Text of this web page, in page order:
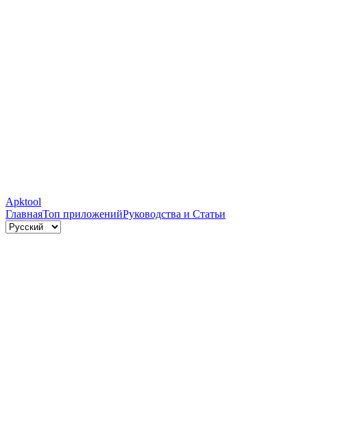
Apktool
ГлавнаяТоп приложенийРуководства и Статьи